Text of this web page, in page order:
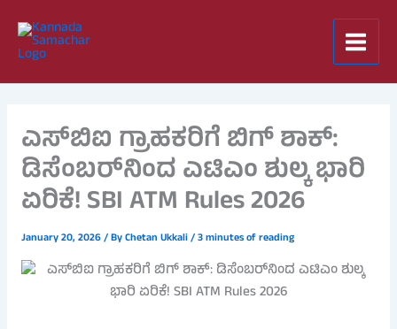
content
ಎಸ್‌ಬಿಐ ಗ್ರಾಹಕರಿಗೆ ಬಿಗ್ ಶಾಕ್:
ಡಿಸೆಂಬರ್‌ನಿಂದ ಎಟಿಎಂ ಶುಲ್ಕ ಭಾರಿ
ಏರಿಕೆ! SBI ATM Rules 2026
January 20, 2026/ ByChetan Ukkali/3 minutes of reading